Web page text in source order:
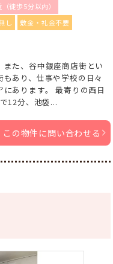
（徒歩5分以内）
し
敷金・礼金不要
た、谷中銀座商店街とい
あり、仕事や学校の日々
あります。 最寄りの西日
12分、池袋...
この物件に問い合わせる